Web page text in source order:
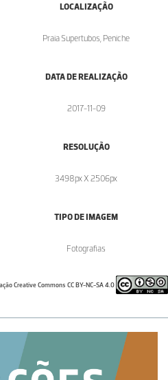
LOCALIZAÇÃO
Praia Supertubos, Peniche
DATA DE REALIZAÇÃO
2017-11-09
RESOLUÇÃO
3498px X 2506px
TIPO DE IMAGEM
Fotografias
Creative Commons CC BY-NC-SA 4.0